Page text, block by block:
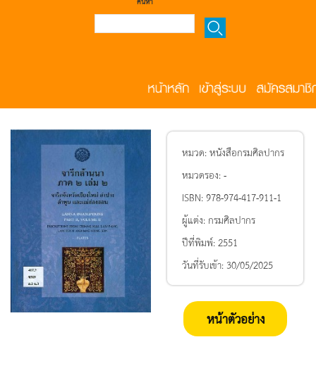
หมวด:หนังสือกรมศิลปากร
หมวดรอง:-
ISBN:978-974-417-911-1
ผู้แต่ง: กรมศิลปากร
ปีที่พิมพ์:2551
วันที่รับเข้า: 30/05/2025
หน้าตัวอย่าง